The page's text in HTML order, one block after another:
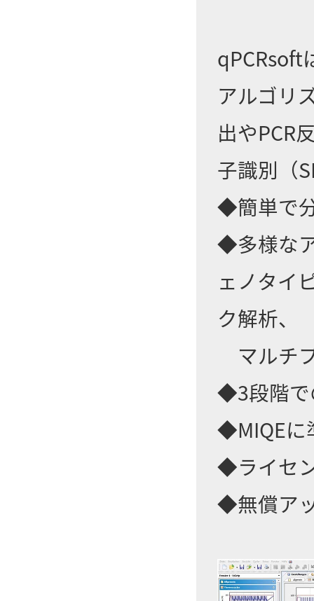
qPCRsoft
アルゴリ
出やPCR
子識別（
◆簡単で
◆多様な
ェノタイ
ク解析、
マルチ
◆3段階で
◆MIQEに
◆ライセ
◆無償ア